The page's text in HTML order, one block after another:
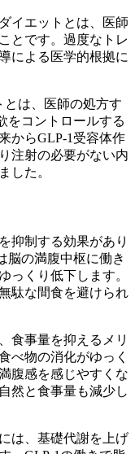
イエットとは、医師
とです。 過度なトレ
による医学的根拠に
とは、医師の処方す
をコントロールする
からGLP-1受容体作
注射の必要がない内
した。
抑制する効果があり
脳の満腹中枢に働き
っくり低下します。
駄な間食を避けられ
食事量を抑えるメリ
べ物の消化がゆっく
腹感を感じやすくな
然と食事量も減少し
は、基礎代謝を上げ